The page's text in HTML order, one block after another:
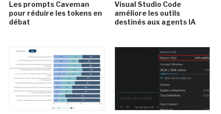
Les prompts Caveman
pour réduire les tokens en
débat
Visual Studio Code
améliore les outils
destinés aux agents IA